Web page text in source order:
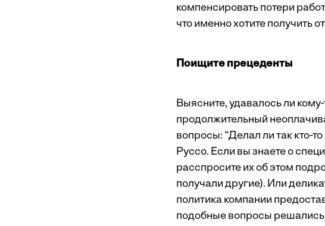
компенсировать потери
что именно хотите получить
Поищите прецеденты
Выясните, удавалось ли
продолжительный
вопросы: “Делал ли так кто-
Руссо. Если вы знаете о
расспросите их об этом
получали другие). Или
политика компании
подобные вопросы решались